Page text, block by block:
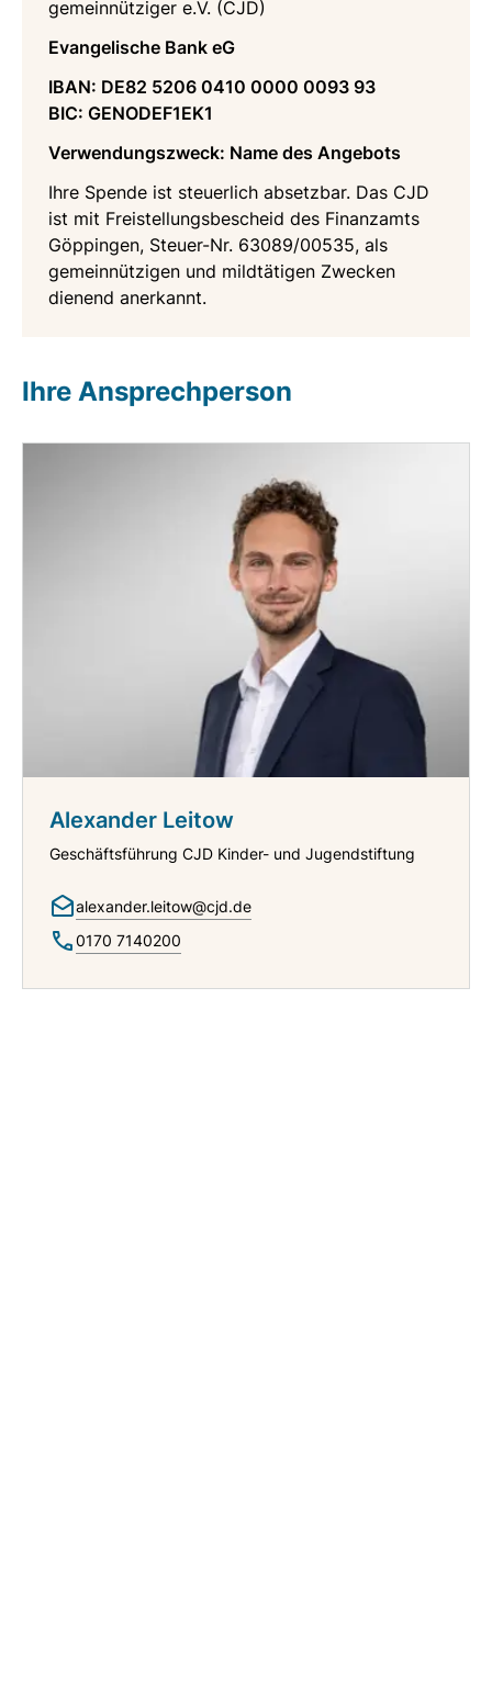
gemeinnütziger e.V. (CJD)
Evangelische Bank eG
IBAN: DE82 5206 0410 0000 0093 93
BIC: GENODEF1EK1
Verwendungszweck: Name des Angebots
Ihre Spende ist steuerlich absetzbar. Das CJD
ist mit Freistellungsbescheid des Finanzamts
Göppingen, Steuer-Nr. 63089/00535, als
gemeinnützigen und mildtätigen Zwecken
dienend anerkannt.
Ihre Ansprechperson
Alexander Leitow
Geschäftsführung CJD Kinder- und Jugendstiftung
alexander.leitow@cjd.de
0170 7140200